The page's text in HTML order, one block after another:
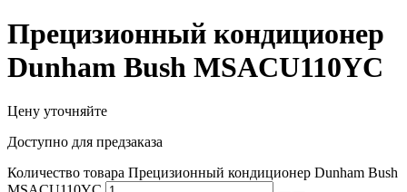
Прецизионный кондиционер
Dunham Bush MSACU110YC
Цену уточняйте
Доступно для предзаказа
Количество товара Прецизионный кондиционер Dunham Bush